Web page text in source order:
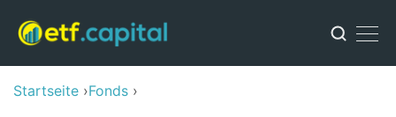
Startseite Fonds